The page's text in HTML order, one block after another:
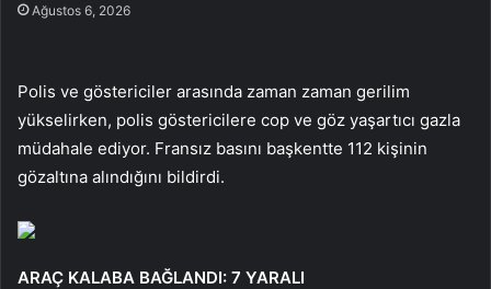
Ağustos 6, 2026
Polis ve göstericiler arasında zaman zaman gerilim
yükselirken, polis göstericilere cop ve göz yaşartıcı gazla
müdahale ediyor. Fransız basını başkentte 112 kişinin
gözaltına alındığını bildirdi.
ARAÇ KALABA BAĞLANDI: 7 YARALI